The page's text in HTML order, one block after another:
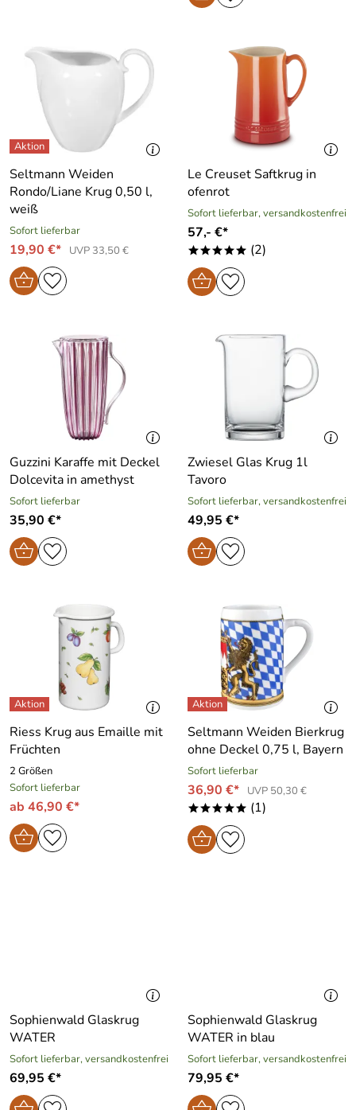
Seltmann Weiden
Rondo/Liane Krug 0,50 l,
weiß
Sofort lieferbar
19,90 €* UVP 33,50 €
Le Creuset Saftkrug in
ofenrot
Sofort lieferbar, versandkostenfrei
57,- €*
***** (2)
Guzzini Karaffe mit Deckel
Dolcevita in amethyst
Sofort lieferbar
35,90 €*
Zwiesel Glas Krug 1l
Tavoro
Sofort lieferbar, versandkostenfrei
49,95 €*
Riess Krug aus Emaille mit
Früchten
2 Größen
Sofort lieferbar
ab 46,90 €*
Seltmann Weiden Bierkrug
ohne Deckel 0,75 l, Bayern
Sofort lieferbar
36,90 €* UVP 50,30 €
***** (1)
Sophienwald Glaskrug
WATER
Sofort lieferbar, versandkostenfrei
69,95 €*
Sophienwald Glaskrug
WATER in blau
Sofort lieferbar, versandkostenfrei
79,95 €*